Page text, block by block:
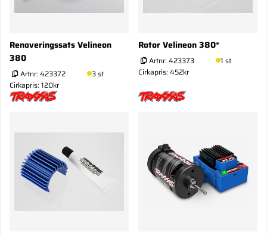
Renoveringssats Velineon
380
Artnr: 423372
3 st
Cirkapris: 120kr
Rotor Velineon 380*
Artnr: 423373
1 st
Cirkapris: 452kr